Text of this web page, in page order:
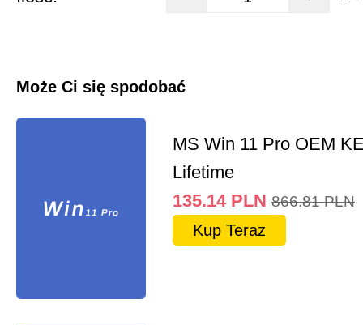
Może Ci się spodobać
MS Win 11 Pro OEM
Lifetime
135.14 PLN 866.81 PLN
Kup Teraz